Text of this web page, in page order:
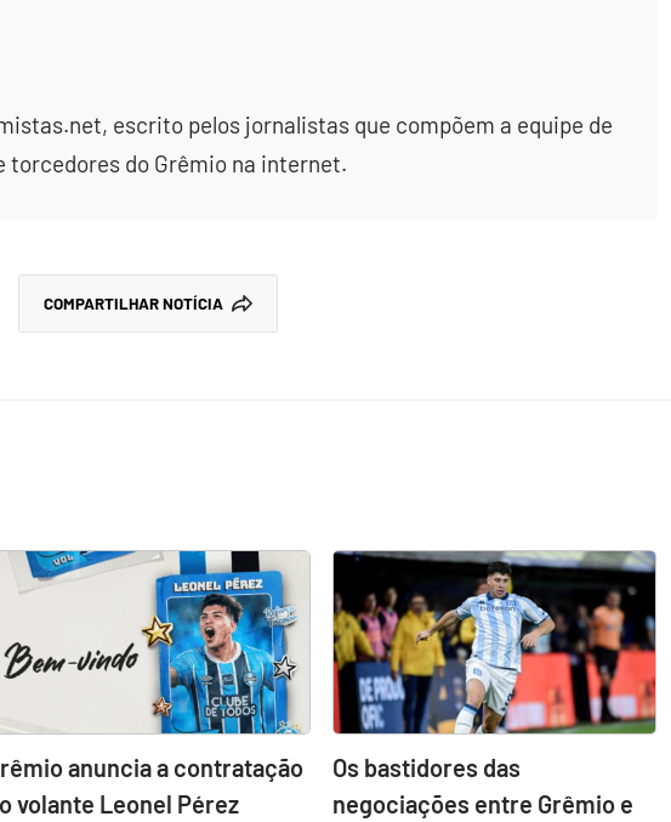
escrito pelos jornalistas que compõem a equipe de
torcedores do Grêmio na internet.
COMPARTILHAR NOTÍCIA
anuncia a contratação
volante Leonel Pérez
Os bastidores das
negociações entre Grêmio e